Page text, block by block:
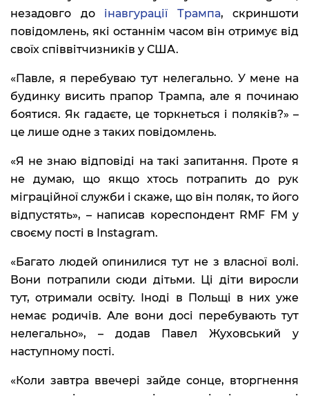
незадовго до інавгурації Трампа, скриншоти
повідомлень, які останнім часом він отримує від
своїх співвітчизників у США.
«Павле, я перебуваю тут нелегально. У мене на
будинку висить прапор Трампа, але я починаю
боятися. Як гадаєте, це торкнеться і поляків?» –
це лише одне з таких повідомлень.
«Я не знаю відповіді на такі запитання. Проте я
не думаю, що якщо хтось потрапить до рук
міграційної служби і скаже, що він поляк, то його
відпустять», – написав кореспондент RMF FM у
своєму пості в Instagram.
«Багато людей опинилися тут не з власної волі.
Вони потрапили сюди дітьми. Ці діти виросли
тут, отримали освіту. Іноді в Польщі в них уже
немає родичів. Але вони досі перебувають тут
нелегально», – додав Павел Жуховський у
наступному пості.
«Коли завтра ввечері зайде сонце, вторгнення